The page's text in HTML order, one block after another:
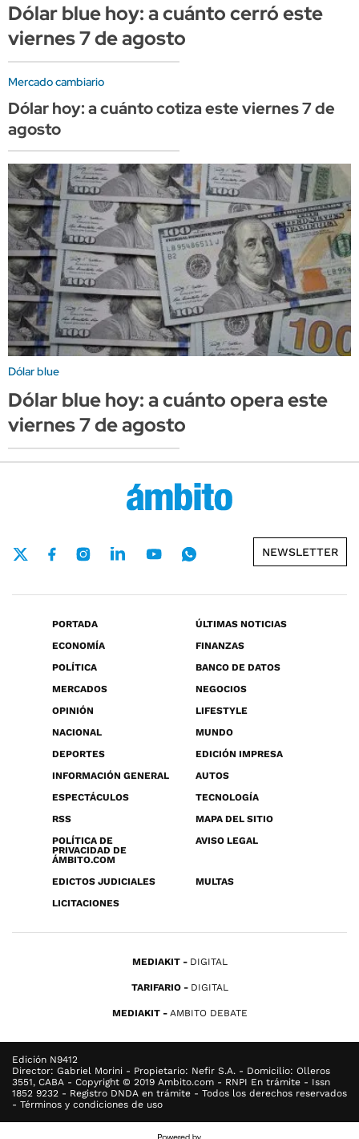
Dólar blue hoy: a cuánto cerró este
viernes 7 de agosto
Mercado cambiario
Dólar hoy: a cuánto cotiza este viernes 7 de
agosto
Dólar blue
Dólar blue hoy: a cuánto opera este
viernes 7 de agosto
NEWSLETTER
PORTADA
ÚLTIMAS NOTICIAS
ECONOMÍA
FINANZAS
POLÍTICA
BANCO DE DATOS
MERCADOS
NEGOCIOS
OPINIÓN
LIFESTYLE
NACIONAL
MUNDO
DEPORTES
EDICIÓN IMPRESA
INFORMACIÓN GENERAL
AUTOS
ESPECTÁCULOS
TECNOLOGÍA
RSS
MAPA DEL SITIO
POLÍTICA DE
PRIVACIDAD DE
ÁMBITO.COM
AVISO LEGAL
EDICTOS JUDICIALES
MULTAS
LICITACIONES
MEDIAKIT DIGITAL
TARIFARIO DIGITAL
MEDIAKIT AMBITO DEBATE
Edición N9412
Director: Gabriel Morini - Propietario: Nefir S.A. - Domicilio: Olleros
3551, CABA - Copyright © 2019 Ambito.com - RNPI En trámite - Issn
1852 9232 - Registro DNDA en trámite - Todos los derechos reservados
- Términos y condiciones de uso